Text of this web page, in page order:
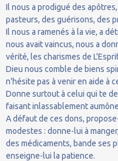
Il nous a prodigué des
pasteurs, des guérisons, des
Il nous a ramenés à la vie, a
nous avait vaincus, nous a
vérité, les charismes de
Dieu nous comble de biens
n'hésite pas à venir en aide à
Donne surtout à celui qui te
faisant inlassablement
A défaut de ces dons,
modestes : donne-lui à
des médicaments, bande ses
enseigne-lui la patience.